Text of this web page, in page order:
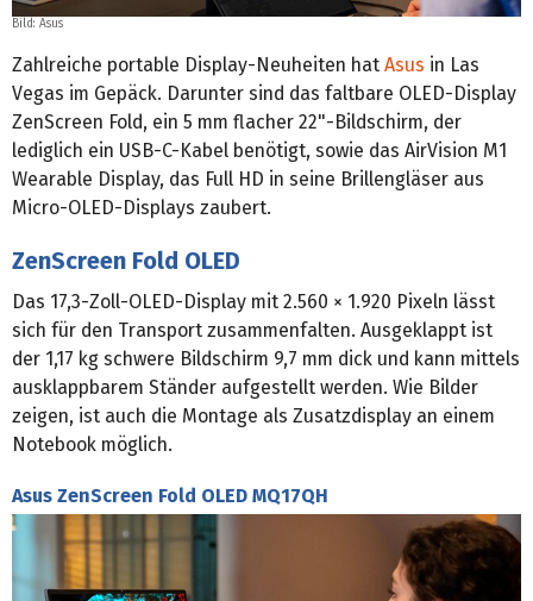
Bild: Asus
Zahlreiche portable Display-Neuheiten hat Asus in Las
Vegas im Gepäck. Darunter sind das faltbare OLED-Display
ZenScreen Fold, ein 5 mm flacher 22"-Bildschirm, der
lediglich ein USB-C-Kabel benötigt, sowie das AirVision M1
Wearable Display, das Full HD in seine Brillengläser aus
Micro-OLED-Displays zaubert.
ZenScreen Fold OLED
Das 17,3-Zoll-OLED-Display mit 2.560 × 1.920 Pixeln lässt
sich für den Transport zusammenfalten. Ausgeklappt ist
der 1,17 kg schwere Bildschirm 9,7 mm dick und kann mittels
ausklappbarem Ständer aufgestellt werden. Wie Bilder
zeigen, ist auch die Montage als Zusatzdisplay an einem
Notebook möglich.
Asus ZenScreen Fold OLED MQ17QH